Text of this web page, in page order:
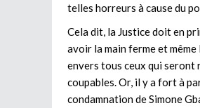
telles horreurs à cause du
Cela dit, la Justice doit en
avoir la main ferme et
envers tous ceux qui seront
coupables. Or, il y a fort à
condamnation de Simone